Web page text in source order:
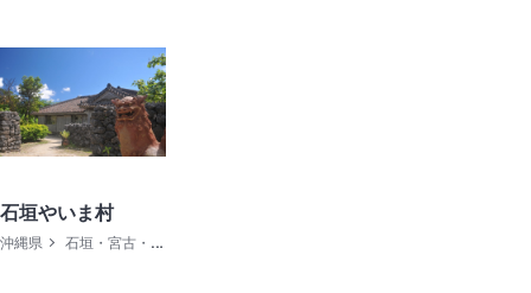
石垣やいま村
沖縄県 石垣・宮古・西表島